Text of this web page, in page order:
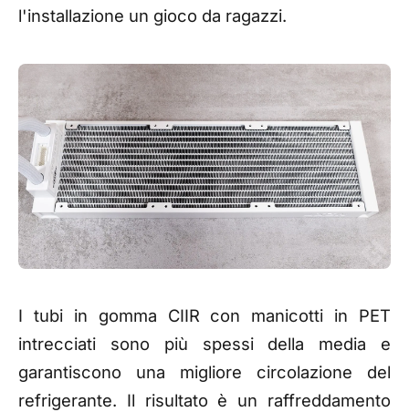
l'installazione un gioco da ragazzi.
I tubi in gomma CIIR con manicotti in PET
intrecciati sono più spessi della media e
garantiscono una migliore circolazione del
refrigerante. Il risultato è un raffreddamento